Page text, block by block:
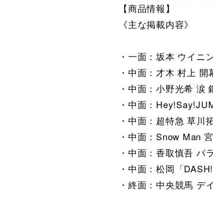
【商品情報】
《主な掲載内容》
・一面：坂本 ウイニ
・中面：才木 村上 開
・中面：小野光希 涙
・中面：
・中面：超特急 草川
・中面：Snow Man
・中面：香取慎吾 パ
・中面：松岡「
・終面：中央競馬 デ